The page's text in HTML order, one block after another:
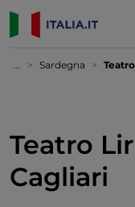
... Sardegna
Teatro
Cagliari